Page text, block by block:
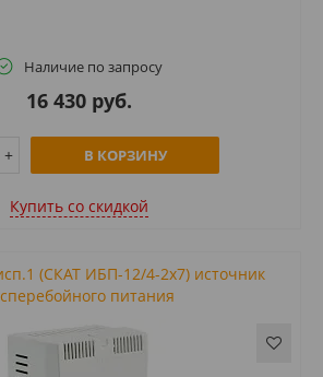
Наличие по запросу
16 430 руб.
В КОРЗИНУ
Купить cо скидкой
(СКАТ ИБП-12/4-2х7) источник
питания